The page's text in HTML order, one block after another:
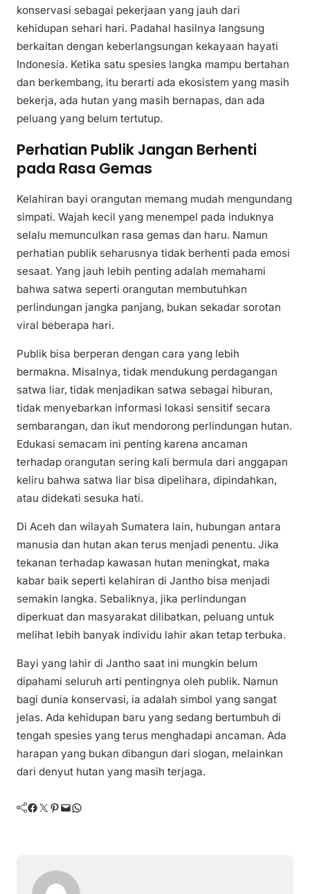
konservasi sebagai pekerjaan yang jauh dari
kehidupan sehari hari. Padahal hasilnya langsung
berkaitan dengan keberlangsungan kekayaan hayati
Indonesia. Ketika satu spesies langka mampu bertahan
dan berkembang, itu berarti ada ekosistem yang masih
bekerja, ada hutan yang masih bernapas, dan ada
peluang yang belum tertutup.
Perhatian Publik Jangan Berhenti
pada Rasa Gemas
Kelahiran bayi orangutan memang mudah mengundang
simpati. Wajah kecil yang menempel pada induknya
selalu memunculkan rasa gemas dan haru. Namun
perhatian publik seharusnya tidak berhenti pada emosi
sesaat. Yang jauh lebih penting adalah memahami
bahwa satwa seperti orangutan membutuhkan
perlindungan jangka panjang, bukan sekadar sorotan
viral beberapa hari.
Publik bisa berperan dengan cara yang lebih
bermakna. Misalnya, tidak mendukung perdagangan
satwa liar, tidak menjadikan satwa sebagai hiburan,
tidak menyebarkan informasi lokasi sensitif secara
sembarangan, dan ikut mendorong perlindungan hutan.
Edukasi semacam ini penting karena ancaman
terhadap orangutan sering kali bermula dari anggapan
keliru bahwa satwa liar bisa dipelihara, dipindahkan,
atau didekati sesuka hati.
Di Aceh dan wilayah Sumatera lain, hubungan antara
manusia dan hutan akan terus menjadi penentu. Jika
tekanan terhadap kawasan hutan meningkat, maka
kabar baik seperti kelahiran di Jantho bisa menjadi
semakin langka. Sebaliknya, jika perlindungan
diperkuat dan masyarakat dilibatkan, peluang untuk
melihat lebih banyak individu lahir akan tetap terbuka.
Bayi yang lahir di Jantho saat ini mungkin belum
dipahami seluruh arti pentingnya oleh publik. Namun
bagi dunia konservasi, ia adalah simbol yang sangat
jelas. Ada kehidupan baru yang sedang bertumbuh di
tengah spesies yang terus menghadapi ancaman. Ada
harapan yang bukan dibangun dari slogan, melainkan
dari denyut hutan yang masih terjaga.
Facebook Twitter Pinterest Mail WhatsApp